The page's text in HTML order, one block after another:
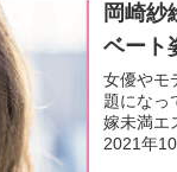
岡崎紗
ベート
女優やモ
題になっ
嫁未満エ
2021年